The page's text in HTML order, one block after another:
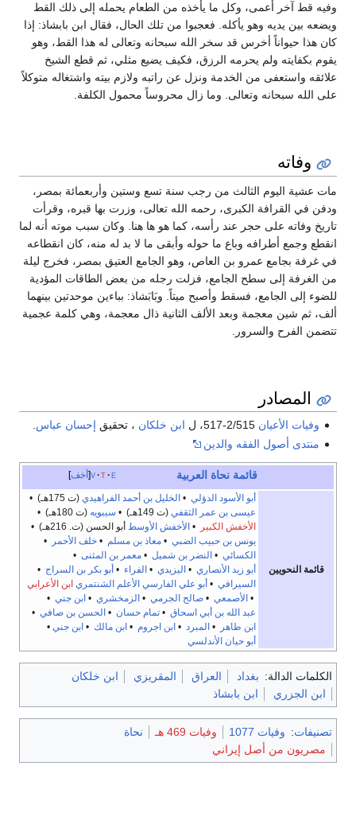
وفيه قط آخر أعمى، وكل ما يأخذه من الطعام يحمله إلى ذلك القط
ويضعه بين يديه وهو يأكله. فعجبوا من تلك الحال، فقال ابن بابشاذ: إذا
كان هذا حيواناً أخرس قد سخر الله سبحانه وتعالى له هذا القط، وهو
يقوم بكفايته ولم يحرمه الرزق، فكيف يضيع مثلي، ثم قطع الشيخ
علائقه واستعفى من الخدمة ونزل عن راتبه ولازم بيته واشتغاله متوكلاً
على الله سبحانه وتعالى. وما زال محروساً محمول الكلفة.
وفاته
مات عشية اليوم الثالث من رجب سنة تسع وستين وأربعمائة بمصر،
ودفن في القرافة الكبرى، رحمه الله تعالى، وزرت بها قبره، وقرأت
تاريخ وفاته على حجر عند رأسه، كما هو ها هنا. وكان سبب موته أنه لما
انقطع وجمع أطرافه وباع ما حوله وأبقى ما لا بد له منه، كان انقطاعه
في غرفة بجامع عمرو بن العاص، وهو الجامع العتيق بمصر، فخرج ليلة
من الغرفة إلى سطح الجامع، فزلت رجله من بعض الطاقات المؤدية
للضوء إلى الجامع، فسقط وأصبح ميتاً. وبَابَشاذ: بباءين موحدتين بينهما
ألف، ثم شين معجمة وبعد الألف الثانية ذال معجمة، وهي كلمة عجمية
تتضمن الفرح والسرور.
المصادر
وفيات الأعيان 2/515-517، ل ابن خلكان ، تحقيق إحسان عباس.
منتدى أصول الفقه والدين
أخف v t e قائمة نحاة العربية
قائمة النحويين
أبو الأسود الدؤلي • الخليل بن أحمد الفراهيدي (ت 175هـ) •
عيسى بن عمر الثقفي (ت 149هـ) • سيبويه (ت 180هـ) •
الأخفش الكبير
• الأخفش الأوسط أبو الحسن (ت. 216هـ) •
يونس بن حبيب الضبي •معاذ بن مسلم •خلف الأحمر
•
الكسائي • النضر بن شميل •معمر بن المثنى •
أبو زيد الأنصاري • اليزيدي • الفراء • أبو بكر بن السراج •
السيرافي • أبو علي الفارسي الأعلم الشنتمري ابن الأعرابي
• الأصمعي •صالح الجرمي • الزمخشري • ابن جني •
عبد الله بن أبي اسحاق •تمام حسان • الحسن بن صافي •
ابن طاهر
• المبرد • ابن اجروم • ابن مالك • ابن جني •
أبو حيان الأندلسي
الكلمات الدالة: بغداد العراق المقريزي
ابن خلكان
ابن الجزري
ابن بابشاذ
تصنيفات: وفيات 1077 وفيات 469 هـ
نحاة
مصريون من أصل إيراني